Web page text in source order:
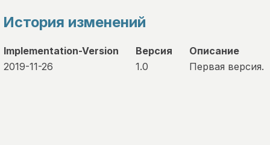
История изменений
Implementation-Version Версия
Описание
2019-11-26
1.0 Первая версия.